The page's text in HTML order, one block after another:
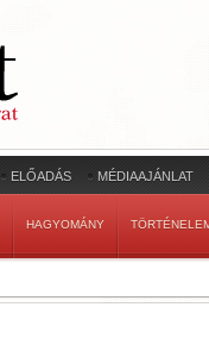
ELŐADÁS MÉDIAAJÁNLAT
HAGYOMÁNY